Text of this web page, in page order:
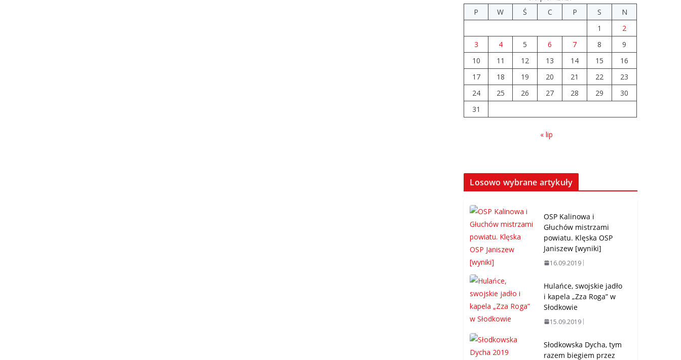
P
W Ś C P S
N
1
2
3
4 5 6 7 8
9
10
11 12 13 14 15
16
17
18 19 20 21 22
23
24
25 26 27 28 29
30
31
« lip
Losowo wybrane artykuły
OSP Kalinowa i
Głuchów mistrzami
powiatu. Klęska OSP
Janiszew [wyniki]
16.09.2019
Hulańce, swojskie jadło
i kapela „Zza Roga” w
Słodkowie
15.09.2019
Słodkowska Dycha, tym
razem biegiem przez